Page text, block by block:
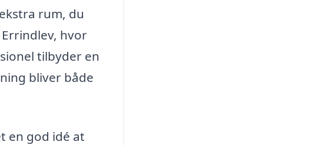
rum, du
hvor
tilbyder en
bliver både
en god idé at